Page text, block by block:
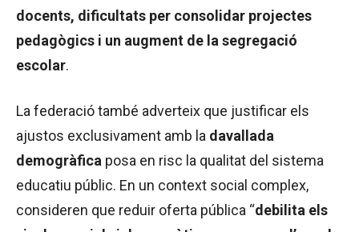
docents, dificultats per consolidar projectes
pedagògics i un augment de la segregació
escolar.
La federació també adverteix que justificar els
ajustos exclusivament amb la davallada
demogràfica posa en risc la qualitat del sistema
educatiu públic. En un context social complex,
consideren que reduir oferta pública “debilita els